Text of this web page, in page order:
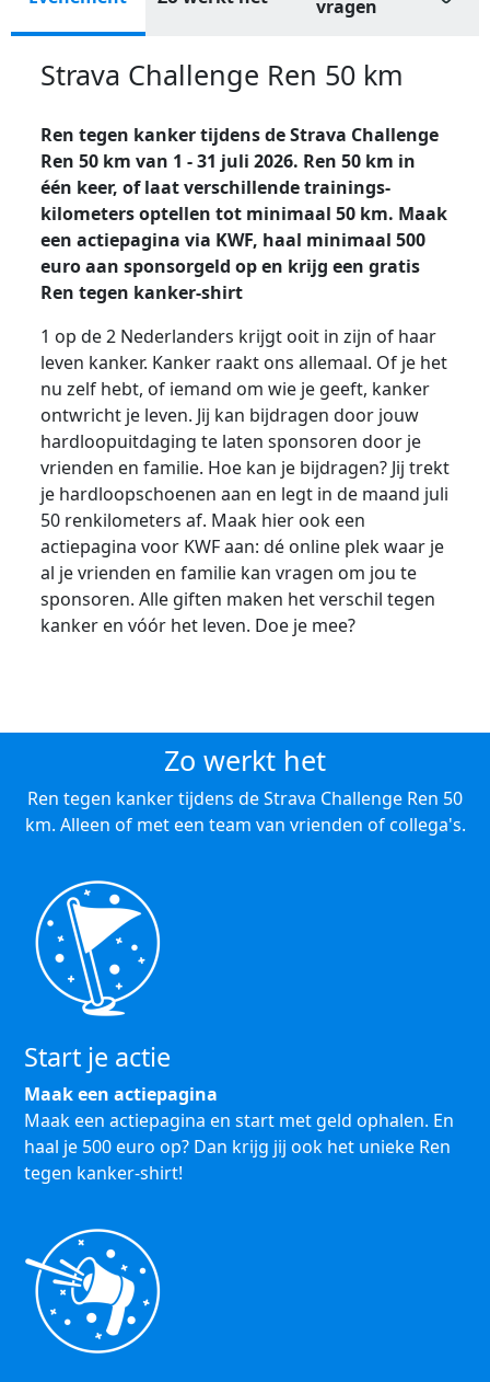
vragen
Strava Challenge Ren 50 km
Ren tegen kanker tijdens de Strava Challenge
Ren 50 km van 1 - 31 juli 2026. Ren 50 km in
één keer, of laat verschillende trainings-
kilometers optellen tot minimaal 50 km. Maak
een actiepagina via KWF, haal minimaal 500
euro aan sponsorgeld op en krijg een gratis
Ren tegen kanker-shirt
1 op de 2 Nederlanders krijgt ooit in zijn of haar
leven kanker. Kanker raakt ons allemaal. Of je het
nu zelf hebt, of iemand om wie je geeft, kanker
ontwricht je leven. Jij kan bijdragen door jouw
hardloopuitdaging te laten sponsoren door je
vrienden en familie. Hoe kan je bijdragen? Jij trekt
je hardloopschoenen aan en legt in de maand juli
50 renkilometers af. Maak hier ook een
actiepagina voor KWF aan: dé online plek waar je
al je vrienden en familie kan vragen om jou te
sponsoren. Alle giften maken het verschil tegen
kanker en vóór het leven. Doe je mee?
Zo werkt het
Ren tegen kanker tijdens de Strava Challenge Ren 50
km. Alleen of met een team van vrienden of collega's.
Start je actie
Maak een actiepagina
Maak een actiepagina en start met geld ophalen. En
haal je 500 euro op? Dan krijg jij ook het unieke Ren
tegen kanker-shirt!